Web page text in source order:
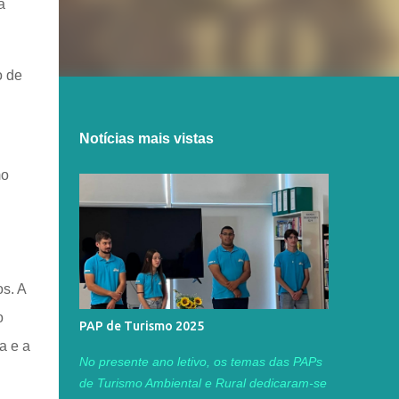
de
A
e a
Notícias mais vistas
PAP de Turismo 2025
No presente ano letivo, os temas das PAPs
de Turismo Ambiental e Rural dedicaram-se